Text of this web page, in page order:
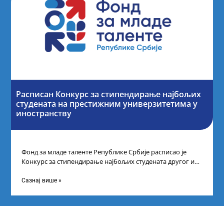
Расписан Конкурс за стипендирање најбољих
студената на престижним универзитетима у
иностранству
Фонд за младе таленте Републике Србије расписао је
Конкурс за стипендирање најбољих студената другог и
Сазнај више »